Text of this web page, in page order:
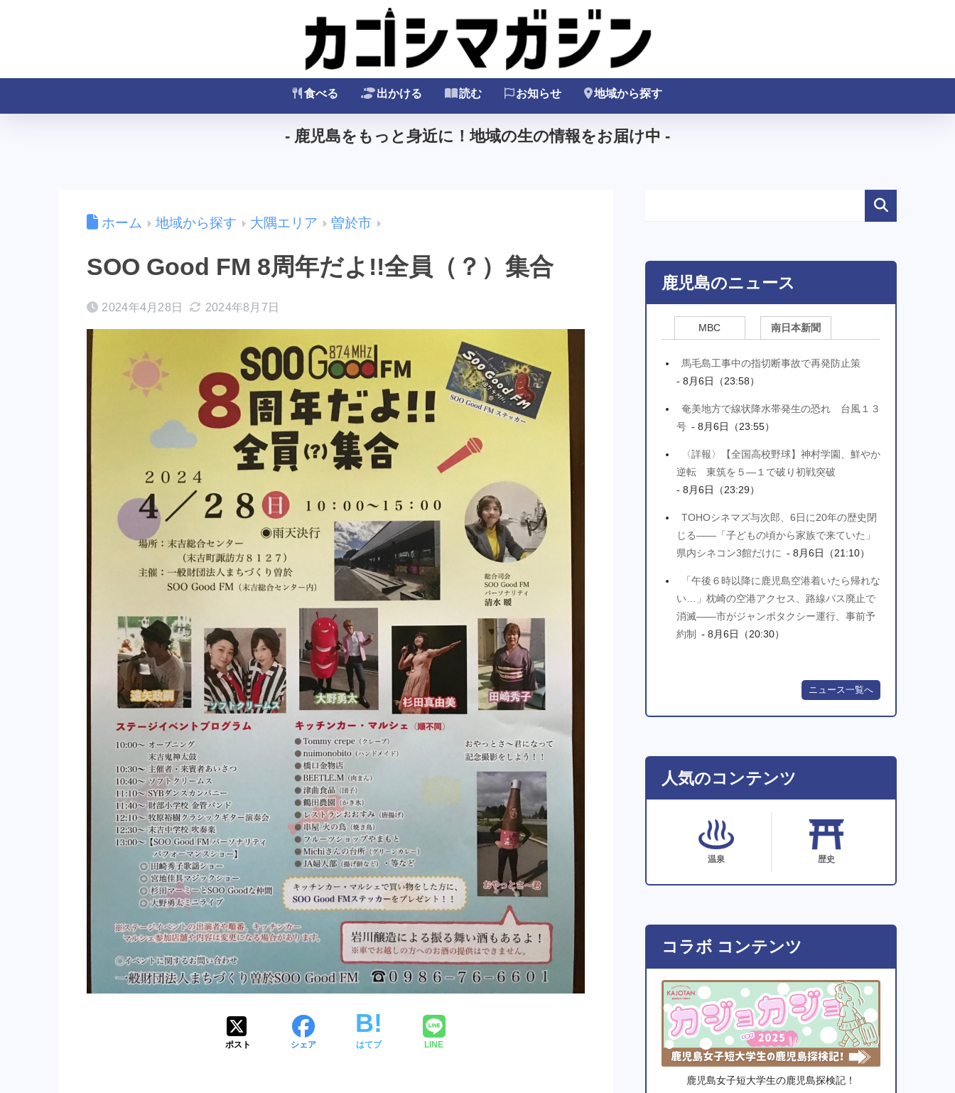
食べる 出かける 読む お知らせ 地域から探す
- 鹿児島をもっと身近に！地域の生の情報をお届け中 -
ホーム 地域から探す 大隅エリア 曽於市
SOO Good FM 8周年だよ!!全員（？）集合
2024年4月28日 2024年8月7日
ポスト シェア はてブ LINE
鹿児島のニュース
MBC 南日本新聞
馬毛島工事中の指切断事故で再発防止策
- 8月6日（23:58）
奄美地方で線状降水帯発生の恐れ 台風１３
号 - 8月6日（23:55）
〈詳報〉【全国高校野球】神村学園、鮮やか
逆転 東筑を５―１で破り初戦突破
- 8月6日（23:29）
TOHOシネマズ与次郎、6日に20年の歴史閉
じる――「子どもの頃から家族で来ていた」
県内シネコン3館だけに - 8月6日（21:10）
「午後６時以降に鹿児島空港着いたら帰れな
い…」枕崎の空港アクセス、路線バス廃止で
消滅――市がジャンボタクシー運行、事前予
約制
- 8月6日（20:30）
ニュース一覧へ
人気のコンテンツ
温泉 歴史
コラボ コンテンツ
鹿児島女子短大学生の鹿児島探検記！